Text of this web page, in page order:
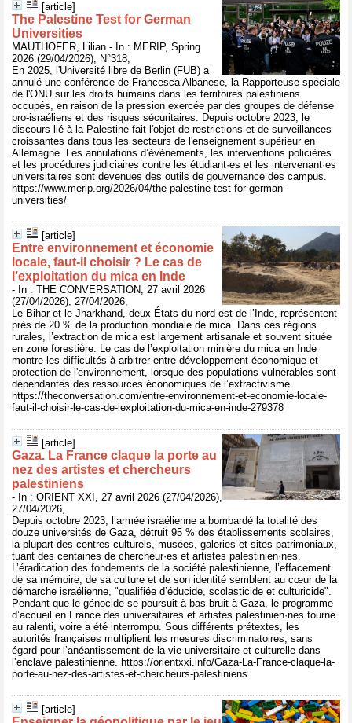
[article]
The Palestine Test for German
Universities
MAUTHOFER, Lilian - In : MERIP, Spring
2026 (29/04/2026), N°318,
En 2025, l'Université libre de Berlin (FUB) a
annulé une conférence de Francesca Albanese, la Rapporteuse spéciale
de l'ONU sur les droits humains dans les territoires palestiniens
occupés, en raison de la pression exercée par des groupes de défense
pro-israéliens et des risques sécuritaires. Depuis octobre 2023, le
discours lié à la Palestine fait l'objet de restrictions et de surveillances
croissantes dans tous les secteurs de l'enseignement supérieur en
Allemagne. Les annulations d’événements, les interventions policières
et les procédures judiciaires contre les étudiant·es et les intervenant·es
universitaires sont devenues des outils de gouvernance des campus.
https://www.merip.org/2026/04/the-palestine-test-for-german-
universities/
[article]
Entre environnement et économie
locale, faut‑il choisir ? Le cas de
l’exploitation du mica en Inde
- In : THE CONVERSATION, 27 avril 2026
(27/04/2026), 27/04/2026,
Le Bihar et le Jharkhand, deux États du nord-est de l’Inde, représentent
près de 20 % de la production mondiale de mica. Dans ces régions
rurales, l’extraction de mica est largement artisanale et souvent située
en zone forestière. Le cas de l’exploitation minière du mica en Inde
montre les difficultés à arbitrer entre développement économique et
protection de l'environnement, lorsque des populations vulnérables sont
dépendantes des ressources économiques de l’extractivisme.
https://theconversation.com/entre-environnement-et-economie-locale-
faut-il-choisir-le-cas-de-lexploitation-du-mica-en-inde-279378
[article]
Gaza. La France claque la porte au
nez des artistes et chercheurs
palestiniens
- In : ORIENT XXI, 27 avril 2026 (27/04/2026),
27/04/2026,
Depuis octobre 2023, l’armée israélienne a bombardé la totalité des
douze universités de Gaza, détruit 95 % des établissements scolaires,
la plupart des centres culturels, musées, galeries et sites patrimoniaux,
tuant des centaines de chercheur·es et artistes palestinien·nes.
L’éradication des fondements de la société palestinienne, l’effacement
de sa mémoire, de sa culture et de son identité semblent au cœur de la
démarche israélienne, "qualifiée d’éducide, scolasticide et culturicide".
Pendant que le génocide se poursuit à bas bruit à Gaza, le programme
d’accueil en France des universitaires et artistes palestinien·nes tourne
au ralenti, voire a été interrompu. Sous différents prétextes, les
autorités françaises multiplient les mesures discriminatoires, sans
égard pour l’anéantissement de la vie universitaire et culturelle dans
l’enclave palestinienne. https://orientxxi.info/Gaza-La-France-claque-la-
porte-au-nez-des-artistes-et-chercheurs-palestiniens
[article]